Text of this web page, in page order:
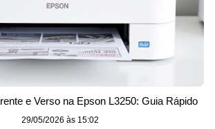
e Verso na Epson L3250: Guia Rápido
29/05/2026 às 15:02